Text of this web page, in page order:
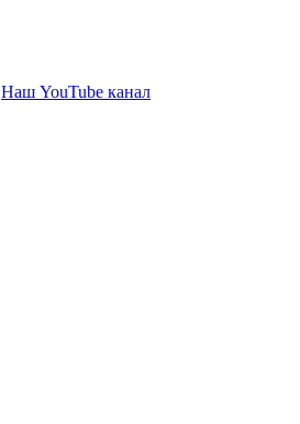
Наш YouTube канал